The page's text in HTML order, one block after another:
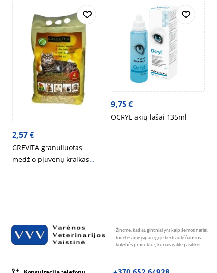
2,57€
GREVITA granuliuotas
medžio pjuvenų kraikas
9,75€
OCRYL akių lašai 135ml
Žinome, kad augintiniai yra kaip šeimos nariai,
todėl esame įsipareigoję tiekti aukščiausios
kokybės produktus, kuriais galite pasitikėti.